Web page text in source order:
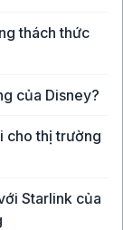
thách thức
của Disney?
cho thị trường
Starlink của